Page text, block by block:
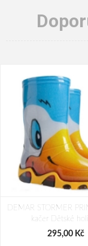
DEMAR STORMER
kačer Dětské
295,00 Kč